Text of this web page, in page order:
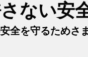
ない安
全を守るためさ